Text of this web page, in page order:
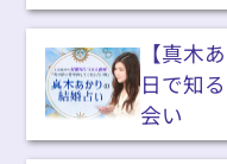
【真木
日で知
会い